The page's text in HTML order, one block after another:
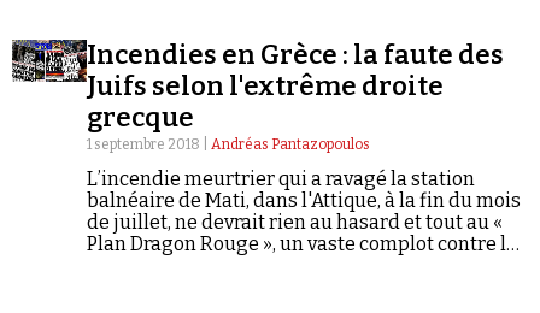
Vidéos
Émissions
Revues de presse
Incendies en Grèce : la faute des
Juifs selon l'extrême droite
grecque
1 septembre 2018 | Andréas Pantazopoulos
L’incendie meurtrier qui a ravagé la station
balnéaire de Mati, dans l'Attique, à la fin du mois
de juillet, ne devrait rien au hasard et tout au «
Plan Dragon Rouge », un vaste complot contre la